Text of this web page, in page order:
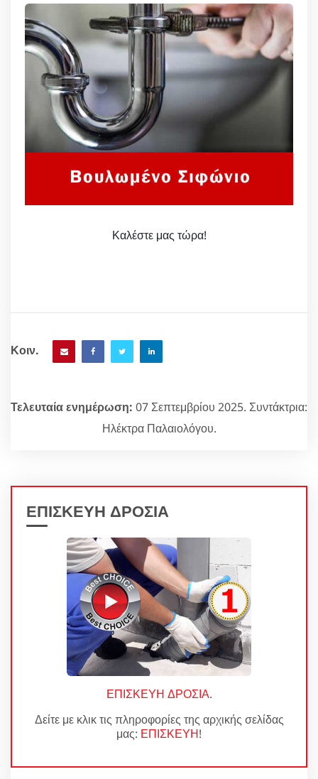
Καλέστε μας τώρα!
Κοιν.
Τελευταία ενημέρωση: 07 Σεπτεμβρίου 2025. Συντάκτρια:
Ηλέκτρα Παλαιολόγου.
ΕΠΙΣΚΕΥΗ ΔΡΟΣΙΑ
ΕΠΙΣΚΕΥΗ ΔΡΟΣΙΑ.
Δείτε με κλικ τις πληροφορίες της αρχικής σελίδας
μας: ΕΠΙΣΚΕΥΗ!